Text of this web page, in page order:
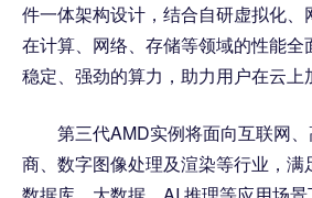
件一体架构设计，结合自研虚拟化、
在计算、网络、存储等领域的性能
稳定、强劲的算力，助力用户在云上
第三代AMD实例将面向互联网
商、数字图像处理及渲染等行业，满